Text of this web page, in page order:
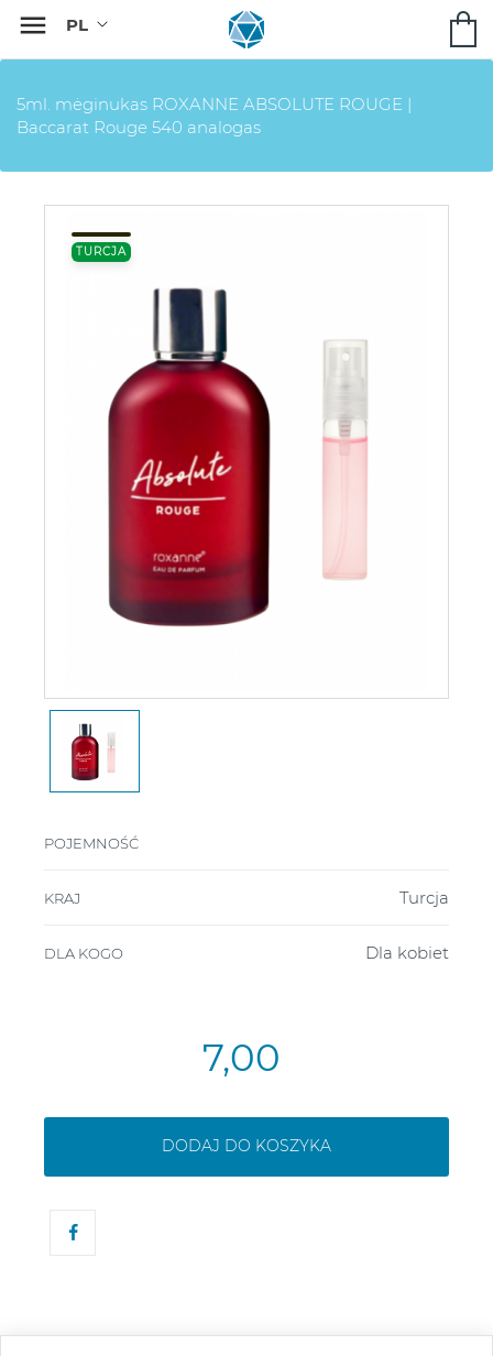

5ml. mėginukas ROXANNE ABSOLUTE ROUGE |
Baccarat Rouge 540 analogas
TURCJA
POJEMNOŚĆ
KRAJ Turcja
DLA KOGO Dla kobiet
7,00
DODAJ DO KOSZYKA